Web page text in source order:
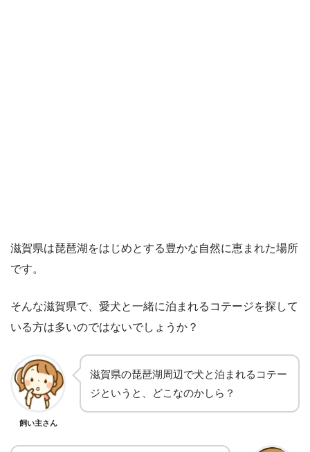
滋賀県は琵琶湖をはじめとする豊かな自然に恵まれた場所
です。
そんな滋賀県で、愛犬と一緒に泊まれるコテージを探して
いる方は多いのではないでしょうか？
飼い主さん
滋賀県の琵琶湖周辺で犬と泊まれるコテー
ジというと、どこなのかしら？